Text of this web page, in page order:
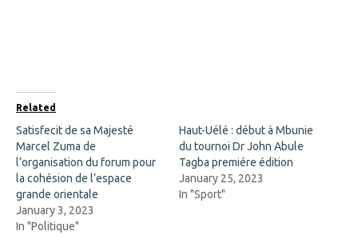
b
o
o
k
(
O
p
e
n
s
i
n
n
e
i
n
n
e
w
w
i
n
d
Related
Satisfecit de sa Majesté
Marcel Zuma de
l’organisation du forum pour
la cohésion de l’espace
grande orientale
January 3, 2023
In "Politique"
Haut-Uélé : début à Mbunie
du tournoi Dr John Abule
Tagba premiére édition
January 25, 2023
In "Sport"